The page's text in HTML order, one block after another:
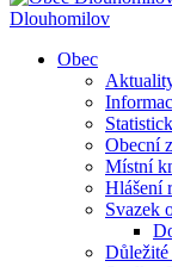
Dlouhomilov
Obec
Obecní
Místní
Hlášení
Svazek